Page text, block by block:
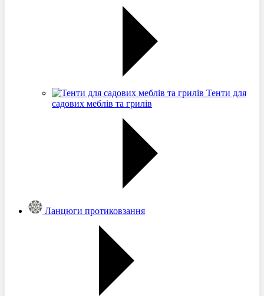
Тенти для
садових меблів та грилів
Ланцюги протиковзання